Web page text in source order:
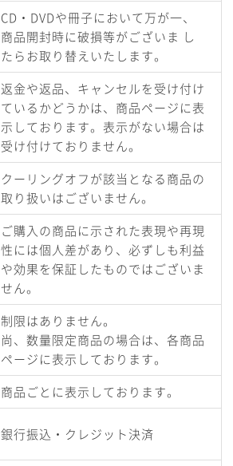
CD・DVDや冊子において万が一、
商品開封時に破損等がございま し
たらお取り替えいたします。
返金や返品、キャンセルを受け付け
ているかどうかは、商品ページに表
示しております。表示がない場合は
受け付けておりません。
クーリングオフが該当となる商品の
取り扱いはございません。
ご購入の商品に示された表現や再現
性には個人差があり、必ずしも利益
や効果を保証したものではございま
せん。
制限はありません。
尚、数量限定商品の場合は、各商品
ページに表示しております。
商品ごとに表示しております。
銀行振込・クレジット決済